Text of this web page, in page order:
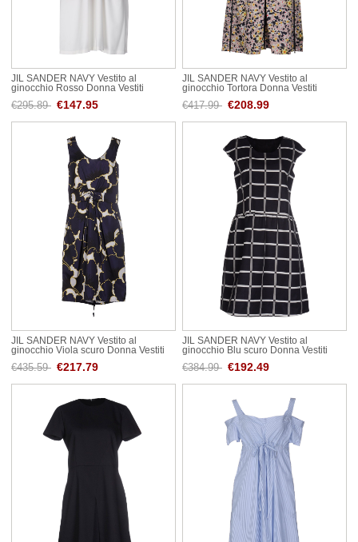
JIL SANDER NAVY Vestito al
ginocchio Rosso Donna Vestiti
€295.89 €147.95
JIL SANDER NAVY Vestito al
ginocchio Tortora Donna Vestiti
€417.99 €208.99
JIL SANDER NAVY Vestito al
ginocchio Viola scuro Donna Vestiti
€435.59 €217.79
JIL SANDER NAVY Vestito al
ginocchio Blu scuro Donna Vestiti
€384.99 €192.49